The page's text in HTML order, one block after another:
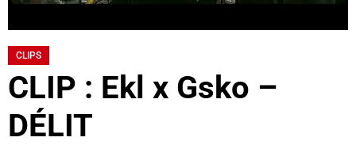
CLIPS
CLIP : Ekl x Gsko –
DÉLIT